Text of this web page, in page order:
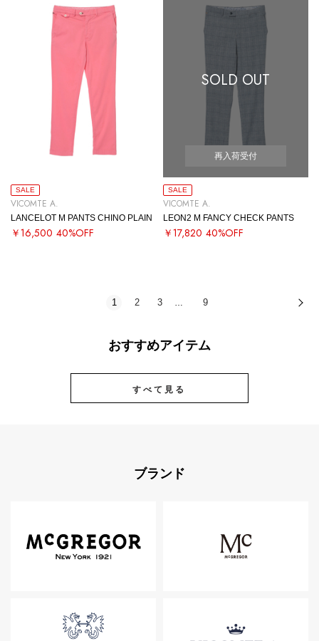
SALE
VICOMTE A.
LANCELOT M PANTS CHINO PLAIN
￥16,500 40%OFF
SOLD OUT
再入荷受付
SALE
VICOMTE A.
LEON2 M FANCY CHECK PANTS
￥17,820 40%OFF
1 2 3 … 9
おすすめアイテム
すべて見る
ブランド